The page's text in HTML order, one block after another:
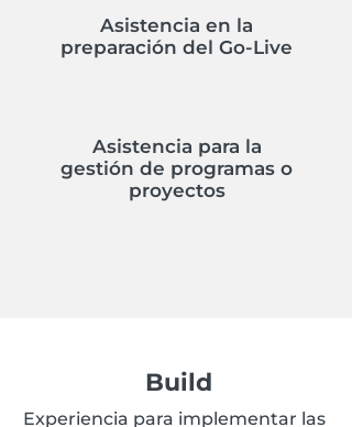
Asistencia en la
preparación del Go-Live
Asistencia para la
gestión de programas o
proyectos
Build
Experiencia para implementar las